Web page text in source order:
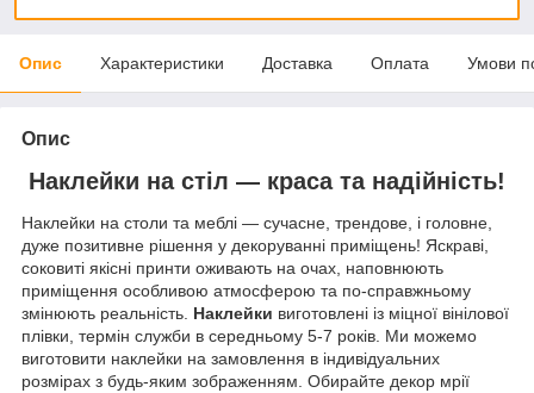
Опис Характеристики Доставка Оплата Умови
Опис
Наклейки на стіл — краса та надійність!
Наклейки на столи та меблі — сучасне, трендове, і головне,
дуже позитивне рішення у декоруванні приміщень! Яскраві,
соковиті якісні принти оживають на очах, наповнюють
приміщення особливою атмосферою та по-справжньому
змінюють реальність. Наклейки виготовлені із міцної вінілової
плівки, термін служби в середньому 5-7 років. Ми можемо
виготовити наклейки на замовлення в індивідуальних
розмірах з будь-яким зображенням. Обирайте декор мрії